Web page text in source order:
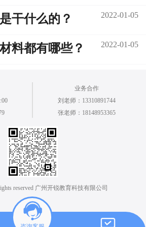
干什么的？ 2022-01-05
料都有哪些？ 2022-01-05
业务合作
刘老师：13310891744
张老师：18148953365
reserved 广州开锐教育科技有限公司